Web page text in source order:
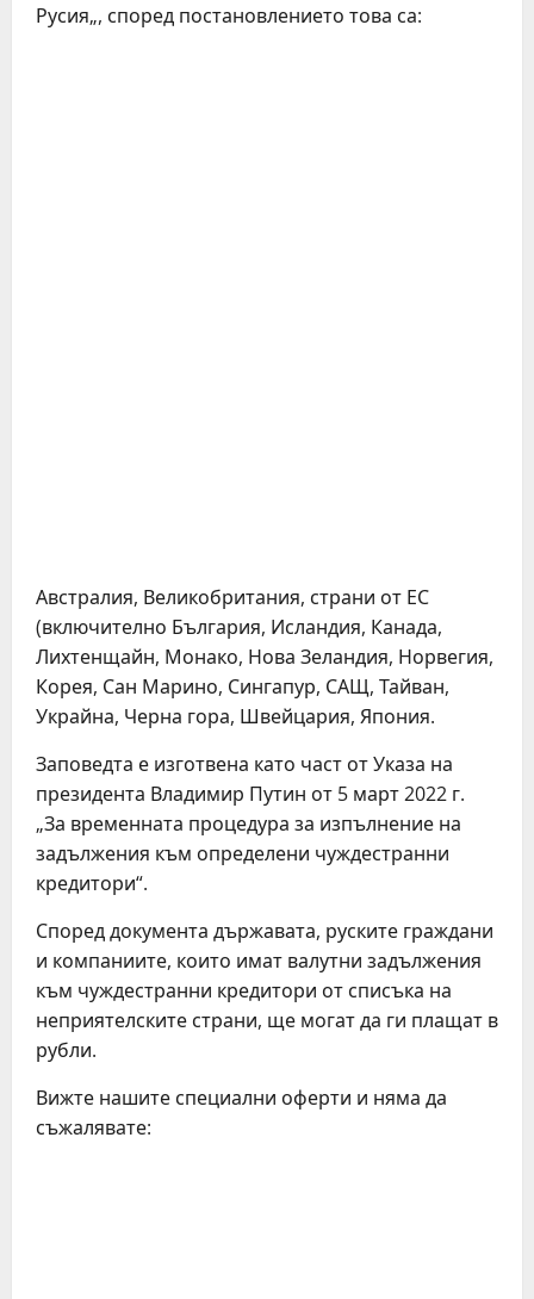
Русия„, според постановлението това са:
Австралия, Великобритания, страни от ЕС
(включително България, Исландия, Канада,
Лихтенщайн, Монако, Нова Зеландия, Норвегия,
Корея, Сан Марино, Сингапур, САЩ, Тайван,
Украйна, Черна гора, Швейцария, Япония.
Заповедта е изготвена като част от Указа на
президента Владимир Путин от 5 март 2022 г.
„За временната процедура за изпълнение на
задължения към определени чуждестранни
кредитори“.
Според документа държавата, руските граждани
и компаниите, които имат валутни задължения
към чуждестранни кредитори от списъка на
неприятелските страни, ще могат да ги плащат в
рубли.
Вижте нашите специални оферти и няма да
съжалявате: